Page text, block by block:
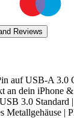
Reviews
auf USB-A 3.0
an dein iPhone
3.0 Standard
Metallgehäuse |